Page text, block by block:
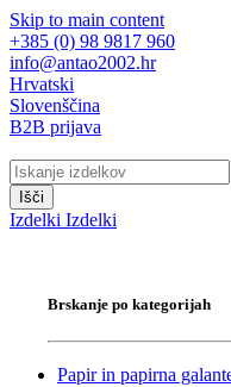
Skip to main content
+385 (0) 98 9817 960
info@antao2002.hr
Hrvatski
Slovenščina
B2B prijava
Išči
Izdelki Izdelki
Brskanje po kategorijah
Papir in papirna